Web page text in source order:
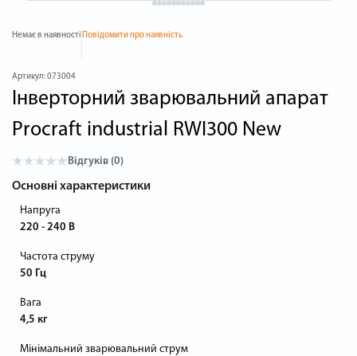
Немає в наявності Повідомити про наявність
Артикул:073004
Інверторний зварювальний апарат
Procraft industrial RWI300 New
Відгуків (0)
Основні характеристики
Напруга
220 - 240 В
Частота струму
50 Гц
Вага
4,5 кг
Мінімальний зварювальний струм